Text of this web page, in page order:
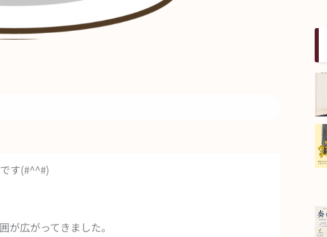
す(#^^#)
広がってきました。